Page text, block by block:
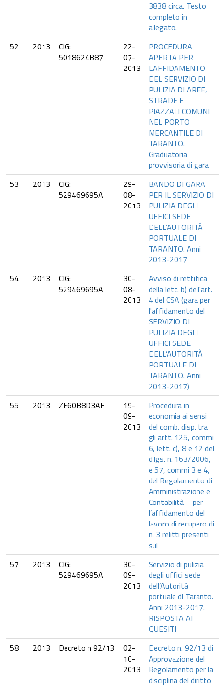
3838 circa. Testo
completo in
allegato.
52
2013
CIG:
5018624B87
22-
07-
2013
PROCEDURA
APERTA PER
L’AFFIDAMENTO
DEL SERVIZIO DI
PULIZIA DI AREE,
STRADE E
PIAZZALI COMUNI
NEL PORTO
MERCANTILE DI
TARANTO.
Graduatoria
provvisoria di gara
53
2013
CIG:
529469695A
29-
08-
2013
BANDO DI GARA
PER IL SERVIZIO DI
PULIZIA DEGLI
UFFICI SEDE
DELL’AUTORITÀ
PORTUALE DI
TARANTO. Anni
2013-2017
54
2013
CIG:
529469695A
30-
08-
2013
Avviso di rettifica
della lett. b) dell'art.
4 del CSA (gara per
l'affidamento del
SERVIZIO DI
PULIZIA DEGLI
UFFICI SEDE
DELL’AUTORITÀ
PORTUALE DI
TARANTO. Anni
2013-2017)
55
2013 ZE60B8D3AF
19-
09-
2013
Procedura in
economia ai sensi
del comb. disp. tra
gli artt. 125, commi
6, lett. c), 8 e 12 del
d.lgs. n. 163/2006,
e 57, commi 3 e 4,
del Regolamento di
Amministrazione e
Contabilità – per
l’affidamento del
lavoro di recupero di
n. 3 relitti presenti
sul
57
2013
CIG:
529469695A
30-
09-
2013
Servizio di pulizia
degli uffici sede
dell’Autorità
portuale di Taranto.
Anni 2013-2017.
RISPOSTA AI
QUESITI
58
2013 Decreto n 92/13
02-
10-
2013
Decreto n. 92/13 di
Approvazione del
Regolamento per la
disciplina del diritto